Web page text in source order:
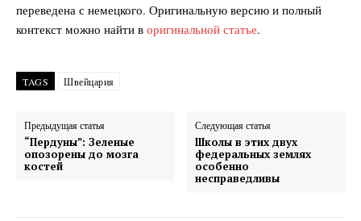
DailyDachNews
Magazine PRO
переведена с немецкого. Оригинальную версию и полный
контекст можно найти в оригинальной статье.
TAGS Швейцария
Предыдущая статья
“Пердуны”: Зеленые
опозорены до мозга
костей
Следующая статья
Школы в этих двух
федеральных землях
особенно
несправедливы